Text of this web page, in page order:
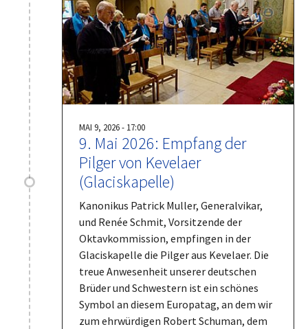
MAI 9, 2026 - 17:00
9. Mai 2026: Empfang der
Pilger von Kevelaer
(Glaciskapelle)
Kanonikus Patrick Muller, Generalvikar,
und Renée Schmit, Vorsitzende der
Oktavkommission, empfingen in der
Glaciskapelle die Pilger aus Kevelaer. Die
treue Anwesenheit unserer deutschen
Brüder und Schwestern ist ein schönes
Symbol an diesem Europatag, an dem wir
zum ehrwürdigen Robert Schuman, dem